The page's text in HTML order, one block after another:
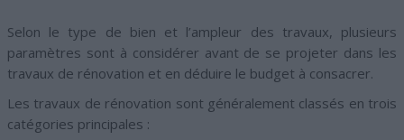
Selon le type de bien et l’ampleur des travaux, plusieurs
paramètres sont à considérer avant de se projeter dans les
travaux de rénovation et en déduire le budget à consacrer.
Les travaux de rénovation sont généralement classés en trois
catégories principales :